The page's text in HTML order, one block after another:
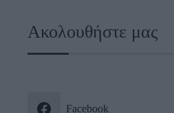
Ακολουθήστε μας
Facebook